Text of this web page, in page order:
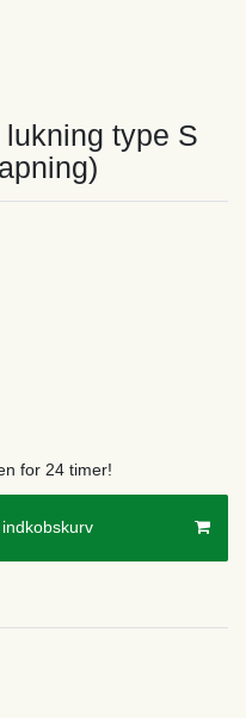
type S
for 24 timer!